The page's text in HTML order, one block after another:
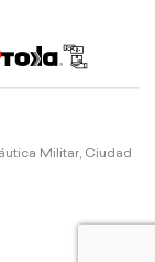
Militar, Ciudad